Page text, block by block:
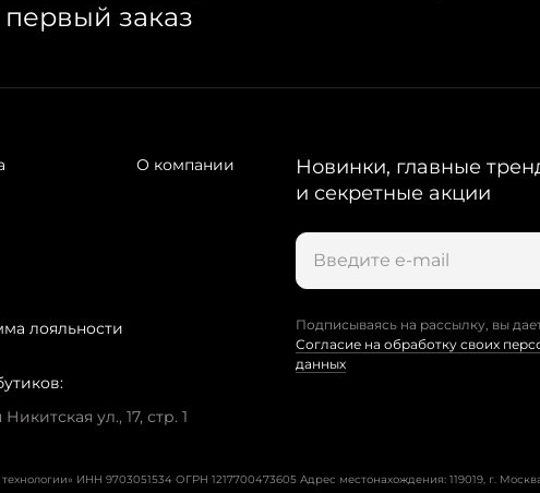
первый заказ
лояльности
О компании
ул., 17, стр. 1
Новинки, главные
и секретные акции
Подписываясь на рассылку, вы
Согласие на обработку своих
данных
ИНН 9703051534 ОГРН 1217700473605 Адрес местонахождения: 119019, г.